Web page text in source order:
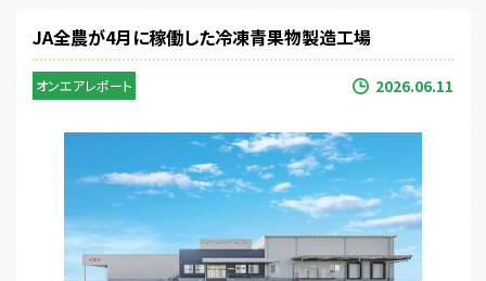
JA全農が4月に稼働した冷凍青果物製造工場
オンエアレポート 2026.06.11